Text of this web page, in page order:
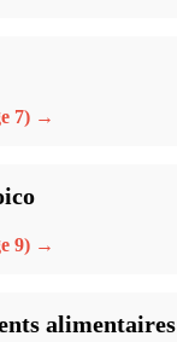
7) →
9) →
alimentaires